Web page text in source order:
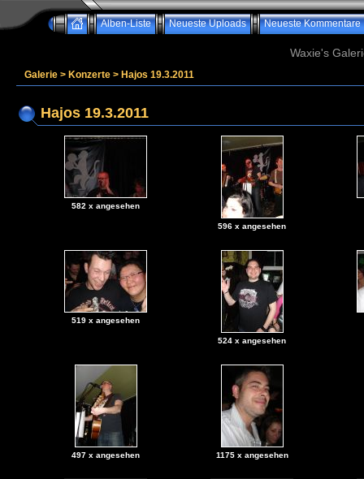
Alben-Liste Neueste Uploads Neueste Kommentare
Waxie's
Galerie > Konzerte > Hajos 19.3.2011
Hajos 19.3.2011
582 x angesehen
596 x angesehen
519 x angesehen
524 x angesehen
497 x angesehen 1175 x angesehen